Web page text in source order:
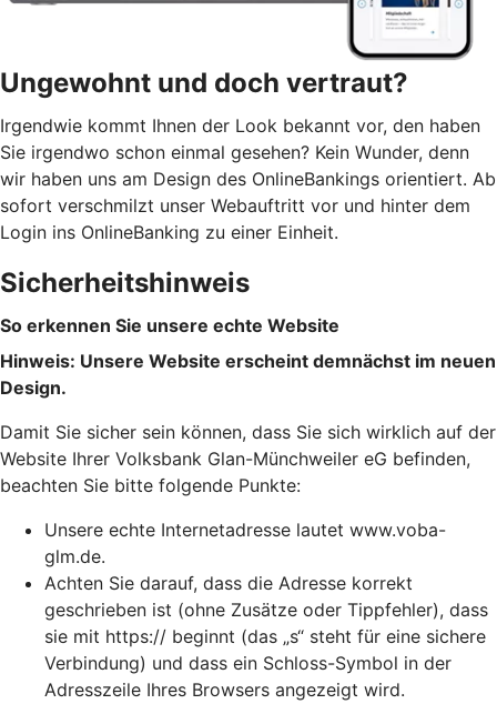
Ungewohnt und doch vertraut?
Irgendwie kommt Ihnen der Look bekannt vor, den haben
Sie irgendwo schon einmal gesehen? Kein Wunder, denn
wir haben uns am Design des OnlineBankings orientiert. Ab
sofort verschmilzt unser Webauftritt vor und hinter dem
Login ins OnlineBanking zu einer Einheit.
Sicherheitshinweis
So erkennen Sie unsere echte Website
Hinweis: Unsere Website erscheint demnächst im neuen
Design.
Damit Sie sicher sein können, dass Sie sich wirklich auf der
Website Ihrer Volksbank Glan-Münchweiler eG befinden,
beachten Sie bitte folgende Punkte:
Unsere echte Internetadresse lautet www.voba-
glm.de.
Achten Sie darauf, dass die Adresse korrekt
geschrieben ist (ohne Zusätze oder Tippfehler), dass
sie mit https:// beginnt (das „s“ steht für eine sichere
Verbindung) und dass ein Schloss-Symbol in der
Adresszeile Ihres Browsers angezeigt wird.